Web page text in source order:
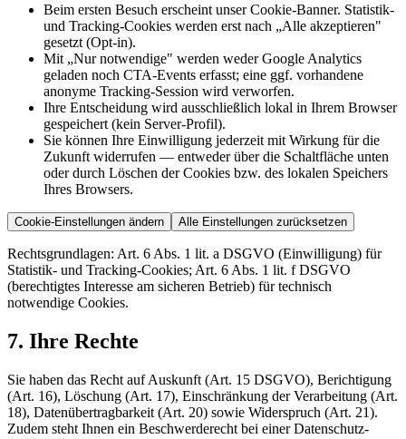
Beim ersten Besuch erscheint unser Cookie-Banner. Statistik-
und Tracking-Cookies werden erst nach „Alle akzeptieren"
gesetzt (Opt-in).
Mit „Nur notwendige" werden weder Google Analytics
geladen noch CTA-Events erfasst; eine ggf. vorhandene
anonyme Tracking-Session wird verworfen.
Ihre Entscheidung wird ausschließlich lokal in Ihrem Browser
gespeichert (kein Server-Profil).
Sie können Ihre Einwilligung jederzeit mit Wirkung für die
Zukunft widerrufen — entweder über die Schaltfläche unten
oder durch Löschen der Cookies bzw. des lokalen Speichers
Ihres Browsers.
Cookie-Einstellungen ändern Alle Einstellungen zurücksetzen
Rechtsgrundlagen: Art. 6 Abs. 1 lit. a DSGVO (Einwilligung) für
Statistik- und Tracking-Cookies; Art. 6 Abs. 1 lit. f DSGVO
(berechtigtes Interesse am sicheren Betrieb) für technisch
notwendige Cookies.
7. Ihre Rechte
Sie haben das Recht auf Auskunft (Art. 15 DSGVO), Berichtigung
(Art. 16), Löschung (Art. 17), Einschränkung der Verarbeitung (Art.
18), Datenübertragbarkeit (Art. 20) sowie Widerspruch (Art. 21).
Zudem steht Ihnen ein Beschwerderecht bei einer Datenschutz-